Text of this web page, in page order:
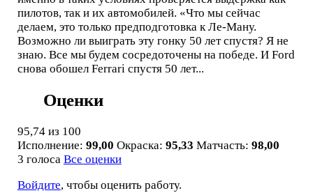
пилотов, так и их автомобилей. «Что мы сейчас
делаем, это только предподготовка к Ле-Ману.
Возможно ли выиграть эту гонку 50 лет спустя? Я не
знаю. Все мы будем сосредоточены на победе. И Ford
снова обошел Ferrari спустя 50 лет...
Оценки
95,74 из 100
Исполнение: 99,00 Окраска: 95,33 Матчасть: 98,00
3 голоса Все оценки
Войдите, чтобы оценить работу.